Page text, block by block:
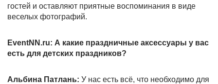
гостей и оставляют приятные воспоминания в виде
веселых фотографий.
EventNN.ru: А какие праздничные аксессуары у вас
есть для детских праздников?
Альбина Патлань: У нас есть всё, что необходимо для